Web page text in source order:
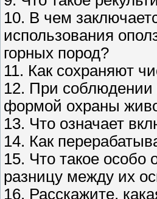
10. В чем
использования
горных пород?
11. Как сохраняют
12. При соблюдении
формой охраны
13. Что означает
14. Как
15. Что такое
разницу между их
16. Расскажите,